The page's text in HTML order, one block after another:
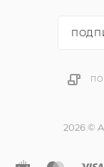
2026 ©